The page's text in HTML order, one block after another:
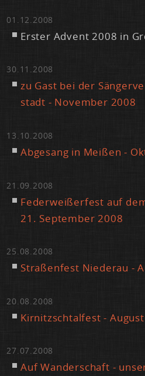
01.12.2008
Ers­ter Ad­vent 2008 in
30.11.2008
zu Gast bei der
stadt - No­vem­ber 2008
13.10.2008
Ab­ge­sang in Mei­ßen -
21.09.2008
Fe­der­wei­ßer­fest auf
21. Sep­tem­ber 2008
25.08.2008
Stra­ßen­fest Nie­der­au -
20.08.2008
Kir­nitzsch­tal­fest -
27.07.2008
Auf Wan­der­schaft -